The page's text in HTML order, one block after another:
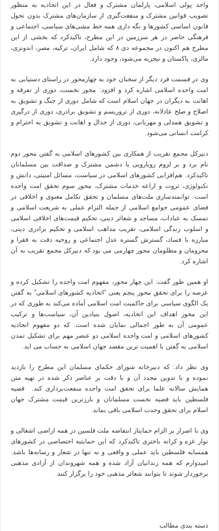
واحد پولی اسلامی، پارلمان مشترک و فعال در این اتحادیه به منظور
تصویب قوانین مشترک و منفعت‌گیری از سازمان‌های مشترک بدون تحول
قانون اساسی کشورها و نگه داری همه خط مشی‌های سیاسی، اجتماعی و
فرهنگی حاضر در هر سرزمین در این مطرح، تاکیدکرد که بخشی از این
مطرح هم اکنون در مجموعه دی ۸ که شامل ایران، ترکیه، مصر، اندونزی،
مالزی، پاکستان و نیجریه می‌شود، وجود دارد.
وی در قسمت فرد دیگر از سخنان خود به چهارمحور در راستای دستیابی به
امت واحده اسلامی اشاره کرد و افزود: محور نخست، دوری از تفرقه و
اهانت به دیگران در جهان اسلام است که شامل دوری از جنگ و تشویق به
اصلاح و صلح عادلانه، دوری از تروریسم و تشویق برادری، دوری از درگیری
و تشویق همدلی و مهربانی، دوری از جدال و اهانت و تشویق به احترام و
کرامت انسانی می‌شود.
دبیرکل مجمع تقریب از همکاری بین کشورهای اسلامی به گفتن محور دوم
نام برد و بر لزوم رویارویی با دشمن مشترک و صداقت بین مسلمانان
تاکیدکرد. هم‌افزایی کشورهای اسلامی در سیاست، مسائل امنیتی، دانش و
تکنولوژی، ثروت و اراعه خدمات مشترک، محور سوم تحقق امت واحده
است. توانمندسازی ملت‌های مسلمان و تحقق تکامل معنوی و اخلاقی در
فضای عمومی جوامع اسلامی از جمله التزام عملی به شریعت اسلامی و
تمسک به عبادات، مساجد و شعائر دینی، تحکیم قیمت‌های اخلاقی اسلامی
و اسلوب زندگی اسلامی، تقریب مذاهب اسلامی و تحکیم برادری دینی،
مبارزه با فساد، گسترش گستره عدل اجتماعی و روحیه دقت به فقرا و
محرومان و مظلومان محور چهارمی می بود که دبیرکل مجمع تقریب به آن
اشاره کرد.
او همین طور گفت: این چهار محور، مفهوم امت واحده را تشکیل کرده و
عرصه را برای تحقق محور پنجم یعنی “اتحادیه کشورهای اسلامی” به گفتن
یک الگوی سیاسی برای حاکمیت امت اسلامی آماده می‌کند به طوری که در
این محور اهداف این اتحادیه، اصول بنیادین آن، سیاست‌ها و ترکیب
عمومی آن به طور اجمالی نمایان شده است. که دو مفهوم اتحادیه
کشورهای اسلامی و امت واحده اسلامی دو عنصر مهم برای تشکیل تمدن
اسلامی به گفتن با اهمیت ترین مقصد جهان اسلامی به حساب می اید.
وی نظر داد: که دبیرخانه شورای حکمای مسلمان این مطرح را بازدید
نموده و با تدوین مجدد آن و با دقت بر عناصر ذکر شده در تهیه متن
همایش سالانه علما برای تحقق امت واحده منفعت‌برداری کند. قضیه
فلسطین باید قضیه نخست مسلمانان و بارزترین قیمت مشترک جهان
اسلام برای تحقق وحدت اسلامی باقی بماند.
وی با اصرار بر الزام حمایتاز انتفاضه ملت فلسین در همه اراضی اشغالی و
نوار غزه و کرانه باختری تاکیدکرد که این حمایتبه اختصاصی در کشورهای
همسایه فلسطین باید عملی و واقعی و نه تنها در شعار و رسانه‌ها باشد.
امیدوارم که همه زندانیان آزاد شده و همه شهروندان از آزادی مذهبی
برخوردار شوند تا بتوانند شعائر مذهبی خود را برگزار کنند.
دسته بندی مطالب